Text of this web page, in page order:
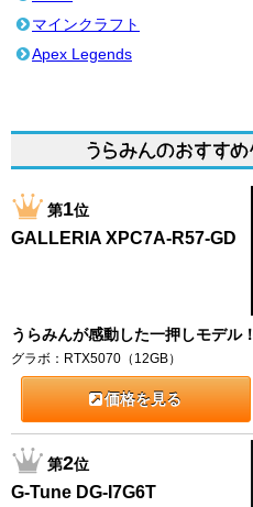
マインクラフト
Apex Legends
第1位
GALLERIA XPC7A-R57-GD
うらみんが感動した一押しモデル！
グラボ：RTX5070（12GB）
価格を見る
第2位
G-Tune DG-I7G6T